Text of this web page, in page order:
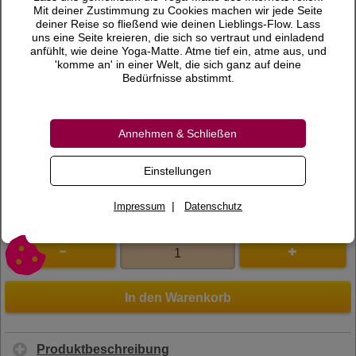
Preis 6,90 €
inkl. 19 % MwSt.
Versandkosten
Bewertungen
0 Bewertungen
Bewertung schreiben
910007
In den Warenkorb
Produktbeschreibung
Mit deiner Zustimmung zu Cookies machen wir jede Seite
deiner Reise so fließend wie deinen Lieblings-Flow. Lass
uns eine Seite kreieren, die sich so vertraut und einladend
anfühlt, wie deine Yoga-Matte. Atme tief ein, atme aus, und
'komme an' in einer Welt, die sich ganz auf deine
Bedürfnisse abstimmt.
Annehmen & Schließen
Einstellungen
Impressum | Datenschutz